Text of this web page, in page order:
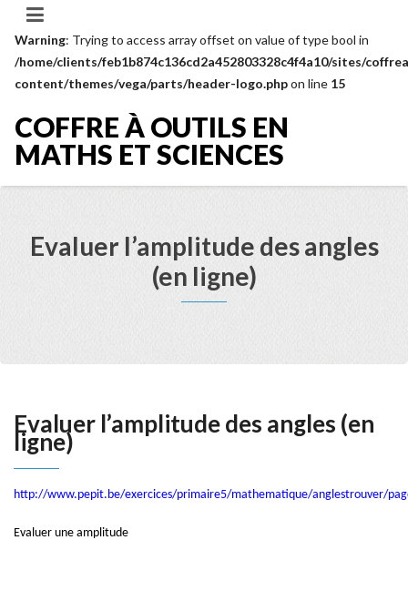
Warning: Trying to access array offset on value of type bool in
/home/clients/feb1b874c136cd2a452803328c4f4a10/sites/
content/themes/vega/parts/header-logo.phpon line 15
COFFRE À OUTILS EN
MATHS ET SCIENCES
Evaluer l’amplitude des angles
(en ligne)
Evaluer l’amplitude des angles (en
ligne)
http://www.pepit.be/exercices/primaire5/mathematique/anglestrouver/
Evaluer une amplitude